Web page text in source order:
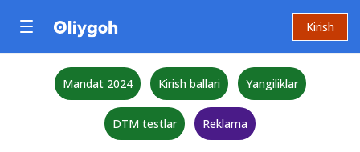
Kirish
Mandat 2024 Kirish ballari Yangiliklar
DTM testlar Reklama